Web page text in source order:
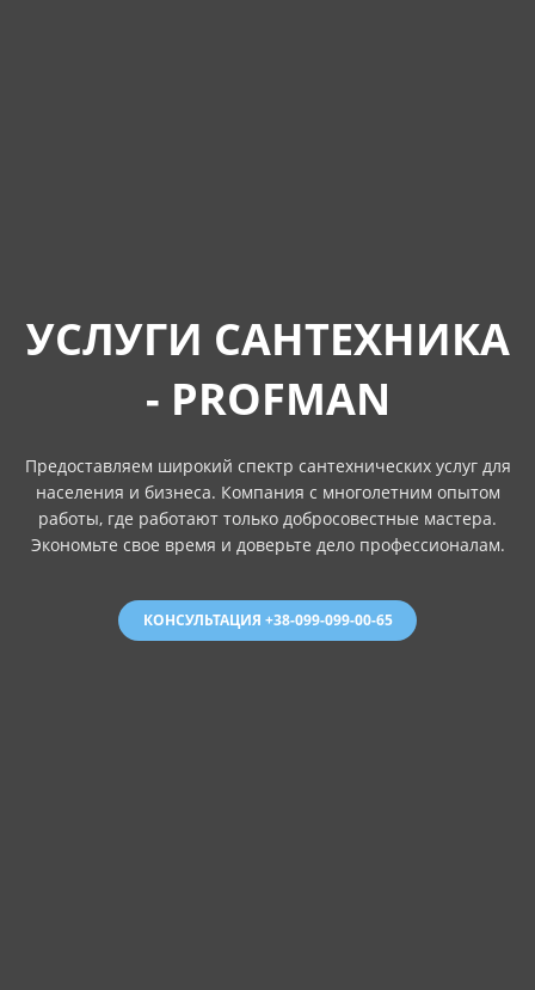
УСЛУГИ САНТЕХНИКА
- PROFMAN
Предоставляем широкий спектр сантехнических услуг для
населения и бизнеса. Компания с многолетним опытом
работы, где работают только добросовестные мастера.
Экономьте свое время и доверьте дело профессионалам.
КОНСУЛЬТАЦИЯ +38-099-099-00-65